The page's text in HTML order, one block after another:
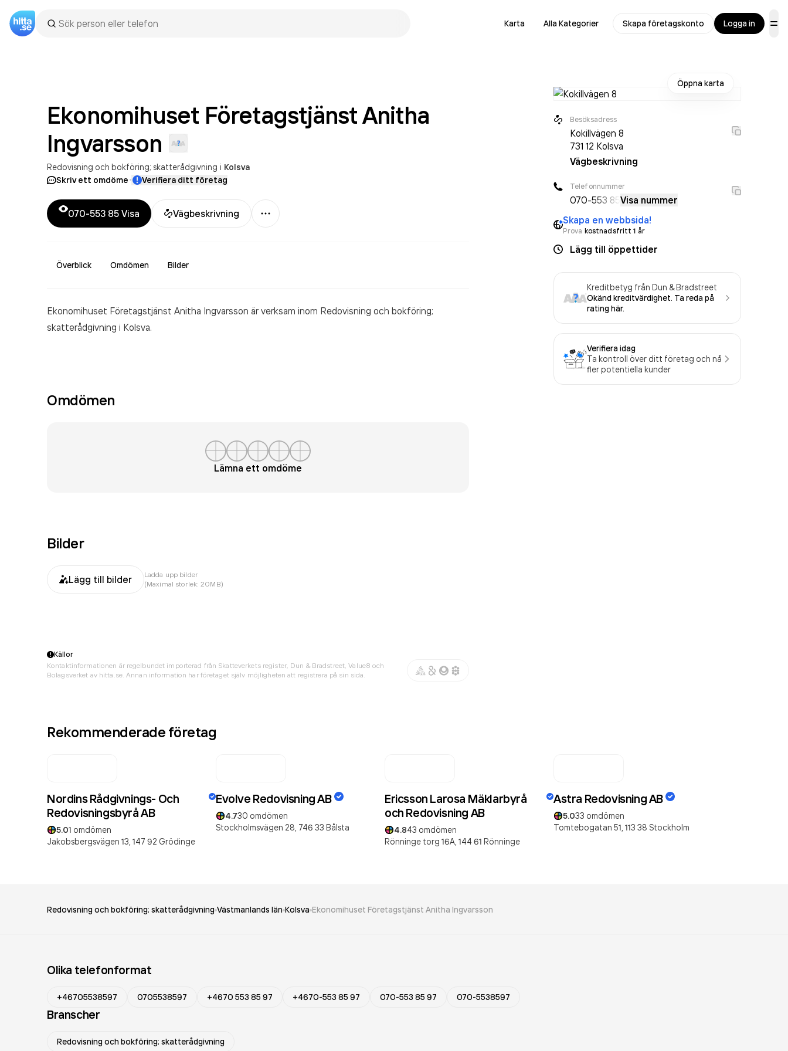
Karta Alla Kategorier Skapa företagskonto Logga in
Ekonomihuset Företagstjänst Anitha
Ingvarsson
Redovisning och bokföring; skatterådgivning i Kolsva
Skriv ett omdöme· Verifiera ditt företag
070-553 85 Visa Vägbeskrivning
Mer
Överblick Omdömen Bilder
Ekonomihuset Företagstjänst Anitha Ingvarsson är verksam inom Redovisning och bokföring;
skatterådgivning i Kolsva.
Omdömen
Lämna ett omdöme
Bilder
Lägg till bilder
Ladda upp bilder
(Maximal storlek: 20MB)
Öppna karta
Besöksadress
Kokillvägen 8
731 12 Kolsva
Vägbeskrivning
Telefonnummer
070-553 85 Visa nummer
Skapa en webbsida!
Prova kostnadsfritt 1 år
Lägg till öppettider
Kreditbetyg från Dun & Bradstreet
Okänd kreditvärdighet. Ta reda på
rating här.
Verifiera idag
Ta kontroll över ditt företag och nå
fler potentiella kunder
Källor
Kontaktinformationen är regelbundet importerad från Skatteverkets register, Dun & Bradstreet, Value8 och
Bolagsverket av hitta.se. Annan information har företaget själv möjligheten att registrera på sin sida.
Rekommenderade företag
Nordins Rådgivnings- Och
Redovisningsbyrå AB
5.01 omdömen
Jakobsbergsvägen 13, 147 92 Grödinge
Evolve Redovisning AB
4.730 omdömen
Stockholmsvägen 28, 746 33 Bålsta
Ericsson Larosa Mäklarbyrå
och Redovisning AB
4.843 omdömen
Rönninge torg 16A, 144 61 Rönninge
Astra Redovisning AB
5.033 omdömen
Tomtebogatan 51, 113 38 Stockholm
Redovisning och bokföring; skatterådgivning Västmanlands län Kolsva Ekonomihuset Företagstjänst Anitha Ingvarsson
Olika telefonformat
+46705538597 0705538597 +4670 553 85 97 +4670-553 85 97 070-553 85 97 070-5538597
Branscher
Redovisning och bokföring; skatterådgivning